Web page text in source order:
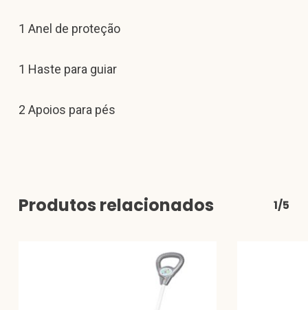
1 Anel de proteção
1 Haste para guiar
2 Apoios para pés
Produtos relacionados 1/5